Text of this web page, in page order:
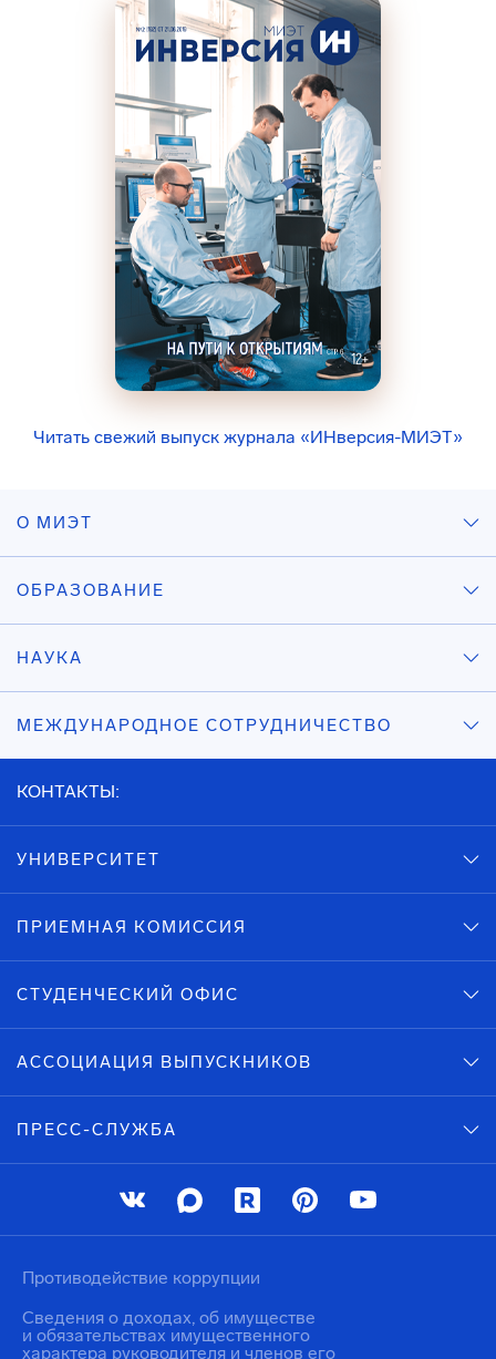
Читать свежий выпуск журнала «ИНверсия-МИЭТ»
О МИЭТ
ОБРАЗОВАНИЕ
НАУКА
МЕЖДУНАРОДНОЕ СОТРУДНИЧЕСТВО
КОНТАКТЫ:
УНИВЕРСИТЕТ
ПРИЕМНАЯ КОМИССИЯ
СТУДЕНЧЕСКИЙ ОФИС
АССОЦИАЦИЯ ВЫПУСКНИКОВ
ПРЕСС-СЛУЖБА
Противодействие коррупции
Сведения о доходах, об имуществе
и обязательствах имущественного
характера руководителя и членов его